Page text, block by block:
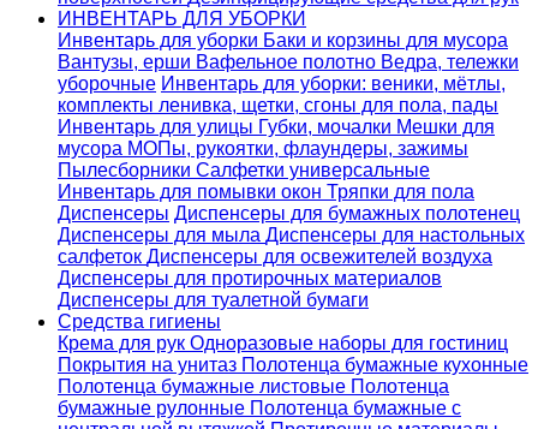
ИНВЕНТАРЬ ДЛЯ УБОРКИ
Инвентарь для уборки Баки и корзины для мусора
Вантузы, ерши Вафельное полотно Ведра, тележки
уборочные Инвентарь для уборки: веники, мётлы,
комплекты ленивка, щетки, сгоны для пола, пады
Инвентарь для улицы Губки, мочалки Мешки для
мусора МОПы, рукоятки, флаундеры, зажимы
Пылесборники Салфетки универсальные
Инвентарь для помывки окон Тряпки для пола
Диспенсеры Диспенсеры для бумажных полотенец
Диспенсеры для мыла Диспенсеры для настольных
салфеток Диспенсеры для освежителей воздуха
Диспенсеры для протирочных материалов
Диспенсеры для туалетной бумаги
Средства гигиены
Крема для рук Одноразовые наборы для гостиниц
Покрытия на унитаз Полотенца бумажные кухонные
Полотенца бумажные листовые Полотенца
бумажные рулонные Полотенца бумажные с